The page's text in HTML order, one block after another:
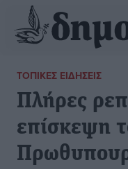
ΤΟΠΙΚΈΣ ΕΙΔΉΣΕΙΣ
Πλήρες
επίσκεψη